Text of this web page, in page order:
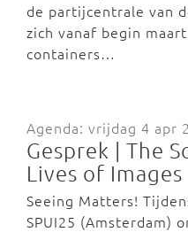
de partijcentrale van
zich vanaf begin
containers…
Agenda: vrijdag 4 apr
Gesprek | The
Lives of Images
Seeing Matters!
SPUI25 (Amsterdam)